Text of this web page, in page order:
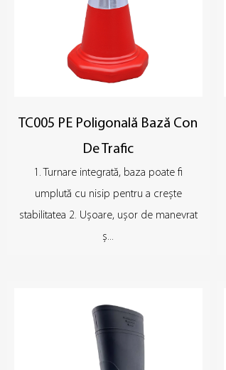
TC005 PE Poligonală Bază Con
De Trafic
1. Turnare integrată, baza poate fi
umplută cu nisip pentru a crește
stabilitatea 2. Ușoare, ușor de manevrat
ș...